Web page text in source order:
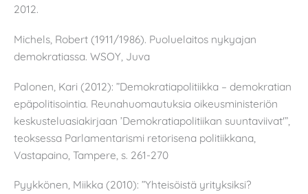
2012.
Michels, Robert (1911/1986). Puoluelaitos nykyajan
demokratiassa. WSOY, Juva
Palonen, Kari (2012): ”Demokratiapolitiikka – demokratian
epäpolitisointia. Reunahuomautuksia oikeusministeriön
keskusteluasiakirjaan ’Demokratiapolitiikan suuntaviivat'”,
teoksessa Parlamentarismi retorisena politiikkana,
Vastapaino, Tampere, s. 261-270
Pyykkönen, Miikka (2010): ”Yhteisöistä yrityksiksi?